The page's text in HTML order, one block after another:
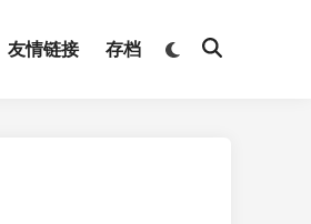
友情链接 存档
Switch
Open